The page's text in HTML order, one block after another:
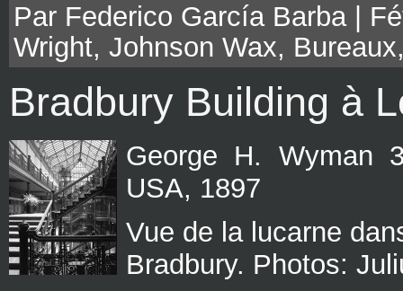
Par Federico García Barba |
Wright, Johnson Wax, Bureaux
Bradbury Building à
George H. Wyman
USA, 1897
Vue de la lucarne
Bradbury. Photos: